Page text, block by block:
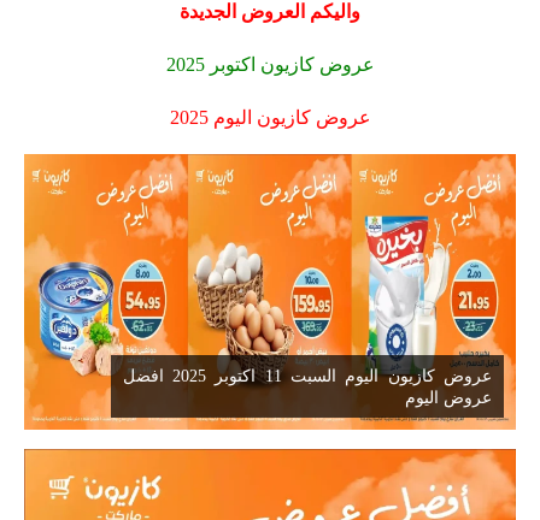
واليكم العروض الجديدة
عروض كازيون اكتوبر 2025
عروض كازيون اليوم 2025
عروض كازيون اليوم السبت 11 اكتوبر 2025 افضل
عروض اليوم